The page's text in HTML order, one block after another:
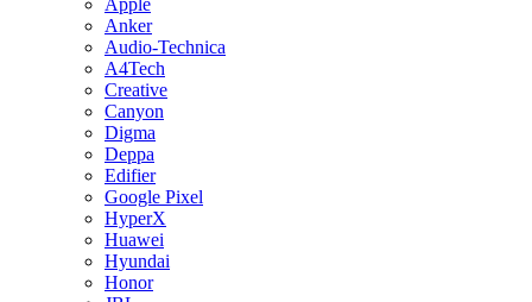
Apple
Anker
Audio-Technica
A4Tech
Creative
Canyon
Digma
Deppa
Edifier
Google Pixel
HyperX
Huawei
Hyundai
Honor